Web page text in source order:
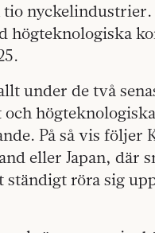
nyckelindustrier.
högteknologiska
under de två
På så vis följer
eller Japan,
ständigt röra sig